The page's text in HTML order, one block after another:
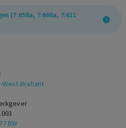
(7:658a, 7:660a, 7:611
West-Brabant
BW